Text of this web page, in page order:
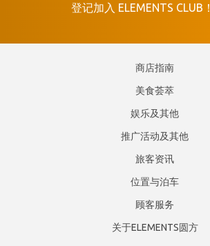
登记加入 ELEMENTS CLUB！
商店指南
美食荟萃
娱乐及其他
推广活动及其他
旅客资讯
位置与泊车
顾客服务
关于ELEMENTS圆方